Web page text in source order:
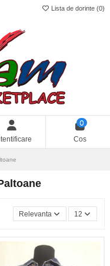
Lista de dorinte (0)
0
Cos
Relevanta 12